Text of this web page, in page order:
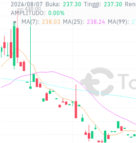
2026/08/07 Buka: 237.30 Tinggi: 237.30
AMPLITUDO: 0.00%
MA(7): 238.03 MA(25): 238.24 MA(99):